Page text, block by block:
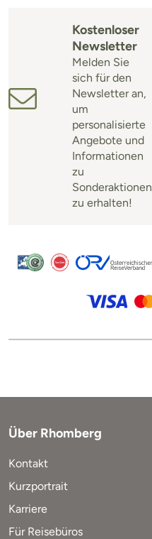
Kostenloser
Newsletter
Melden Sie
sich für den
Newsletter an,
um
personalisierte
Angebote und
Informationen
zu
Sonderaktionen
zu erhalten!
Über Rhomberg
Kontakt
Kurzportrait
Karriere
Für Reisebüros